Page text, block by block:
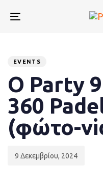
links
content
Toggle
EVENTS
Ο Party
360
(φώτο-
9 Δεκεμβρίου, 2024